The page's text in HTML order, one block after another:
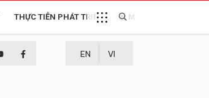
THỰC TIỄN PHÁT TRIỂN MULTIMEDIA
EN VI